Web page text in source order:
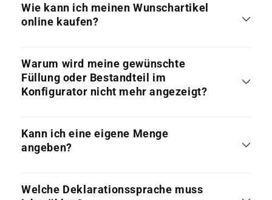
Wie kann ich meinen Wunschartikel
online kaufen?
Warum wird meine gewünschte
Füllung oder Bestandteil im
Konfigurator nicht mehr angezeigt?
Kann ich eine eigene Menge
angeben?
Welche Deklarationssprache muss